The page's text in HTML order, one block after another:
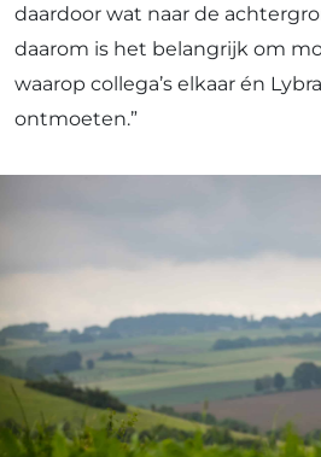
daardoor wat naar de
daarom is het belangrijk om
waarop collega’s elkaar én
ontmoeten.”